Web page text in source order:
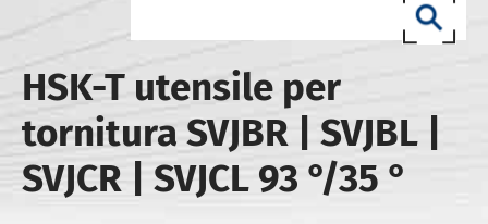
HSK-T utensile per
tornitura SVJBR | SVJBL |
SVJCR | SVJCL 93 °/35 °